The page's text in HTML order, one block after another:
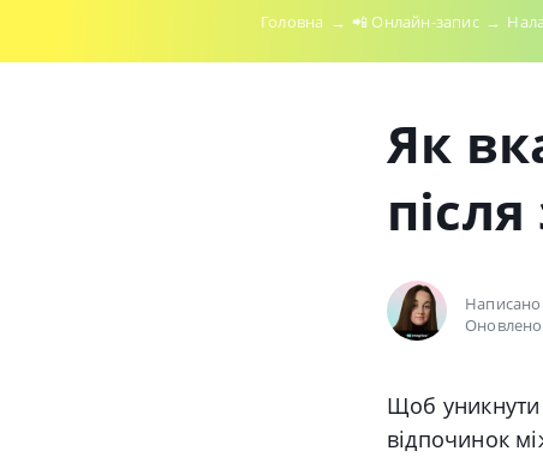
Головна → 📲 Онлайн-запис →
Як
Написано
Оновлено
Щоб уникнути
відпочинок